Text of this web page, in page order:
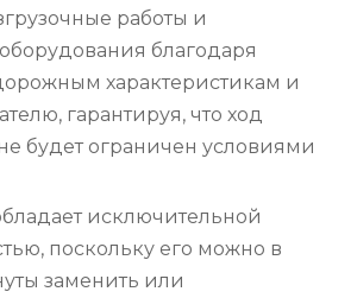
работы и
благодаря
характеристикам и
гарантируя, что ход
будет ограничен условиями
исключительной
поскольку его можно в
заменить или